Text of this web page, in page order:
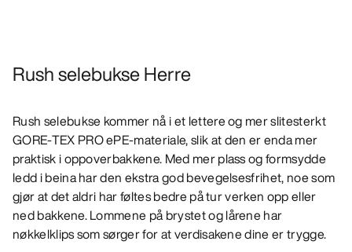
Rush selebukse Herre
Rush selebukse kommer nå i et lettere og mer slitesterkt
GORE-TEX PRO ePE-materiale, slik at den er enda mer
praktisk i oppoverbakkene. Med mer plass og formsydde
ledd i beina har den ekstra god bevegelsesfrihet, noe som
gjør at det aldri har føltes bedre på tur verken opp eller
ned bakkene. Lommene på brystet og lårene har
nøkkelklips som sørger for at verdisakene dine er trygge.